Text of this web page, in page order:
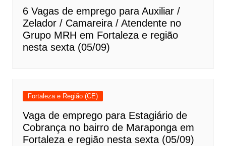
6 Vagas de emprego para Auxiliar /
Zelador / Camareira / Atendente no
Grupo MRH em Fortaleza e região
nesta sexta (05/09)
Fortaleza e Região (CE)
Vaga de emprego para Estagiário de
Cobrança no bairro de Maraponga em
Fortaleza e região nesta sexta (05/09)